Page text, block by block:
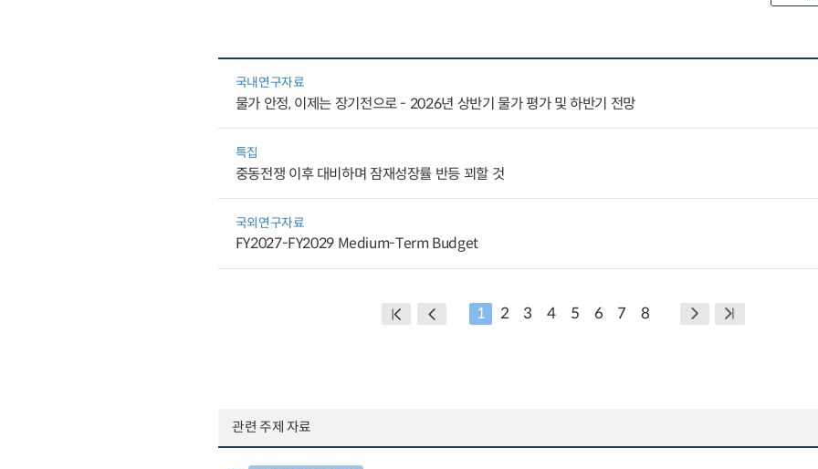
국내연구자료
물가 안정, 이제는 장기전으로 - 2026년 상반기 물가 평가 및 하반기 전망
특집
중동전쟁 이후 대비하며 잠재성장률 반등 꾀할 것
국외연구자료
FY2027-FY2029 Medium-Term Budget
1 2 3 4 5 6 7 8
관련 주제 자료